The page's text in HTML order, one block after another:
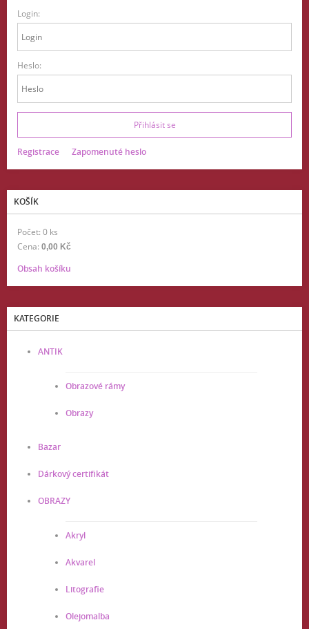
Login:
Heslo:
Registrace Zapomenuté heslo
KOŠÍK
Počet: 0 ks
Cena: 0,00 Kč
Obsah košíku
KATEGORIE
ANTIK
Obrazové rámy
Obrazy
Bazar
Dárkový certifikát
OBRAZY
Akryl
Akvarel
Litografie
Olejomalba